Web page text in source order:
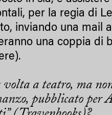
per la regia di
inviando una mail a
una coppia di
a teatro, ma
pubblicato per